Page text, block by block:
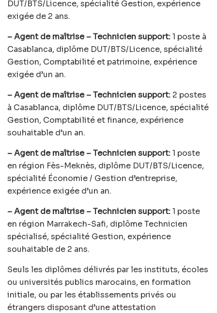
DUT/BTS/Licence, spécialité Gestion, expérience
exigée de 2 ans.
– Agent de maîtrise – Technicien support:1 poste à
Casablanca, diplôme DUT/BTS/Licence, spécialité
Gestion, Comptabilité et patrimoine, expérience
exigée d’un an.
– Agent de maîtrise – Technicien support: 2 postes
à Casablanca, diplôme DUT/BTS/Licence, spécialité
Gestion, Comptabilité et finance, expérience
souhaitable d’un an.
– Agent de maîtrise – Technicien support:1 poste
en région Fès-Meknès, diplôme DUT/BTS/Licence,
spécialité Économie / Gestion d’entreprise,
expérience exigée d’un an.
– Agent de maîtrise – Technicien support:1 poste
en région Marrakech-Safi, diplôme Technicien
spécialisé, spécialité Gestion, expérience
souhaitable de 2 ans.
Seuls les diplômes délivrés par les instituts, écoles
ou universités publics marocains, en formation
initiale, ou par les établissements privés ou
étrangers disposant d’une attestation